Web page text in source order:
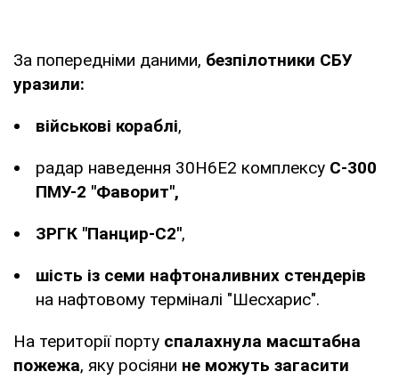
За попередніми даними, безпілотники СБУ
уразили:
військові кораблі,
радар наведення 30Н6Е2 комплексу С-300
ПМУ-2 "Фаворит",
ЗРГК "Панцир-С2",
шість із семи нафтоналивних стендерів
на нафтовому терміналі "Шесхарис".
На території порту спалахнула масштабна
пожежа, яку росіяни не можуть загасити